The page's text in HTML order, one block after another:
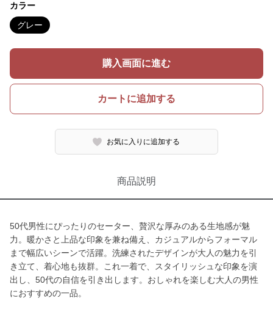
カラー
グレー
購入画面に進む
カートに追加する
お気に入りに追加する
商品説明
50代男性にぴったりのセーター、贅沢な厚みのある生地感が魅
力。暖かさと上品な印象を兼ね備え、カジュアルからフォーマル
まで幅広いシーンで活躍。洗練されたデザインが大人の魅力を引
き立て、着心地も抜群。これ一着で、スタイリッシュな印象を演
出し、50代の自信を引き出します。おしゃれを楽しむ大人の男性
におすすめの一品。